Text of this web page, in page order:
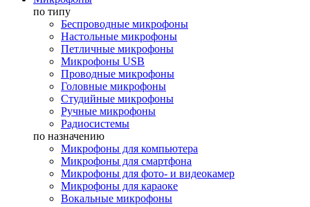
по типу
Беспроводные микрофоны
Настольные микрофоны
Петличные микрофоны
Микрофоны USB
Проводные микрофоны
Головные микрофоны
Студийные микрофоны
Ручные микрофоны
Радиосистемы
по назначению
Микрофоны для компьютера
Микрофоны для смартфона
Микрофоны для фото- и видеокамер
Микрофоны для караоке
Вокальные микрофоны